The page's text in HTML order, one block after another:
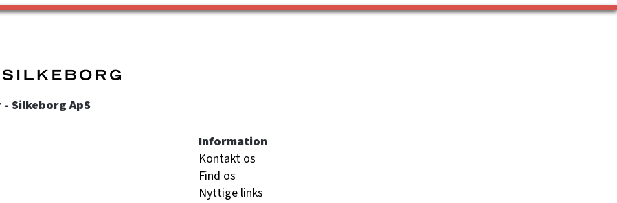
Silkeborg ApS
Information
Kontakt os
Find os
Nyttige links